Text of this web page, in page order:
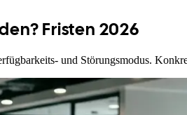
Fristen 2026
und Störungsmodus.